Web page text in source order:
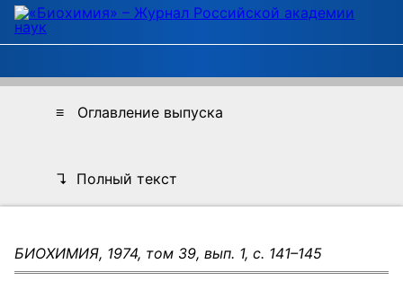
≡ Оглавление выпуска
↴ Полный текст
БИОХИМИЯ, 1974, том 39, вып. 1, с. 141–145